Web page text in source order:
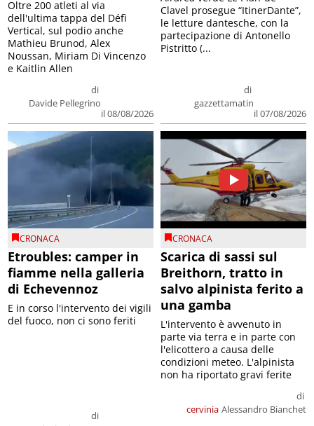
di
Davide Pellegrino
il 08/08/2026
Oltre 200 atleti al via
dell'ultima tappa del Défì
Vertical, sul podio anche
Mathieu Brunod, Alex
Noussan, Miriam Di Vincenzo
e Kaitlin Allen
di
gazzettamatin
il 07/08/2026
Clavel prosegue “ItinerDante”,
le letture dantesche, con la
partecipazione di Antonello
Pistritto (...
CRONACA
Etroubles: camper in
fiamme nella galleria
di Echevennoz
di
E in corso l'intervento dei vigili
del fuoco, non ci sono feriti
CRONACA
Scarica di sassi sul
Breithorn, tratto in
salvo alpinista ferito a
una gamba
cervinia
di
Alessandro Bianchet
L'intervento è avvenuto in
parte via terra e in parte con
l'elicottero a causa delle
condizioni meteo. L'alpinista
non ha riportato gravi ferite